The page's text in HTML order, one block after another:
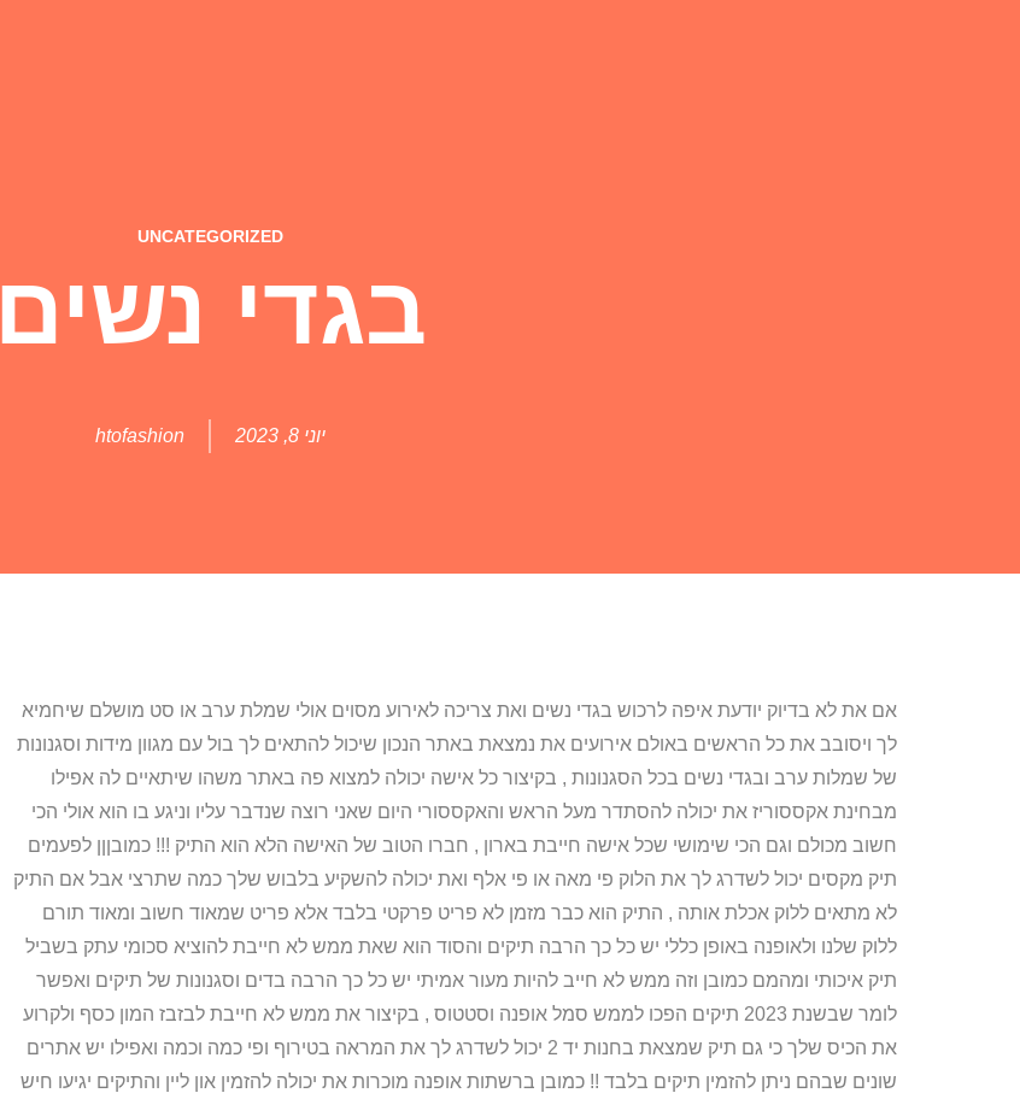
UNCATEGORIZED
בגדי נשים
יוני 8, 2023 htofashion
אם את לא בדיוק יודעת איפה לרכוש בגדי נשים ואת צריכה לאירוע מסוים אולי שמלת ערב או סט מושלם שיחמיא
לך ויסובב את כל הראשים באולם אירועים את נמצאת באתר הנכון שיכול להתאים לך בול עם מגוון מידות וסגנונות
של שמלות ערב ובגדי נשים בכל הסגנונות , בקיצור כל אישה יכולה למצוא פה באתר משהו שיתאיים לה אפילו
מבחינת אקססוריז את יכולה להסתדר מעל הראש והאקססורי היום שאני רוצה שנדבר עליו וניגע בו הוא אולי הכי
חשוב מכולם וגם הכי שימושי שכל אישה חייבת בארון , חברו הטוב של האישה הלא הוא התיק !!! כמובןןן לפעמים
תיק מקסים יכול לשדרג לך את הלוק פי מאה או פי אלף ואת יכולה להשקיע בלבוש שלך כמה שתרצי אבל אם התיק
לא מתאים ללוק אכלת אותה , התיק הוא כבר מזמן לא פריט פרקטי בלבד אלא פריט שמאוד חשוב ומאוד תורם
ללוק שלנו ולאופנה באופן כללי יש כל כך הרבה תיקים והסוד הוא שאת ממש לא חייבת להוציא סכומי עתק בשביל
תיק איכותי ומהמם כמובן וזה ממש לא חייב להיות מעור אמיתי יש כל כך הרבה בדים וסגנונות של תיקים ואפשר
לומר שבשנת 2023 תיקים הפכו לממש סמל אופנה וסטטוס , בקיצור את ממש לא חייבת לבזבז המון כסף ולקרוע
את הכיס שלך כי גם תיק שמצאת בחנות יד 2 יכול לשדרג לך את המראה בטירוף ופי כמה וכמה ואפילו יש אתרים
שונים שבהם ניתן להזמין תיקים בלבד !! כמובן ברשתות אופנה מוכרות את יכולה להזמין און ליין והתיקים יגיעו חיש